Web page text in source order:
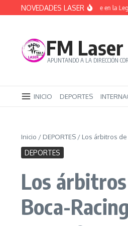
Saltar al contenido
NOVEDADES LASER
ATE ya inició un acampe en la
FM
APUNTANDO A LA DIRECCIÓN
INICIO DEPORTES
Inicio / DEPORTES / Los árbitros
DEPORTES
Los
Boca-